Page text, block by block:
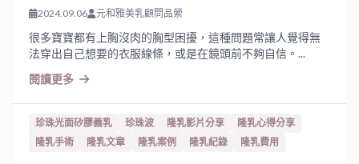
2024.09.06 元和雅美乳顧問品縈
很多寶寶都有上胸沒肉的胸型困擾，這種問題常讓人覺得無
法穿出自己想要的衣服線條，或是在鏡頭前不夠自信。...
閱讀更多
珍珠光面矽膠義乳 珍珠波 隆乳影片分享
隆乳心得分享
隆乳手術
隆乳文章 隆乳案例 隆乳紀錄 隆乳費用